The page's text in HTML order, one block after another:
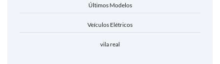
Últimos Modelos
Veículos Elétricos
vila real